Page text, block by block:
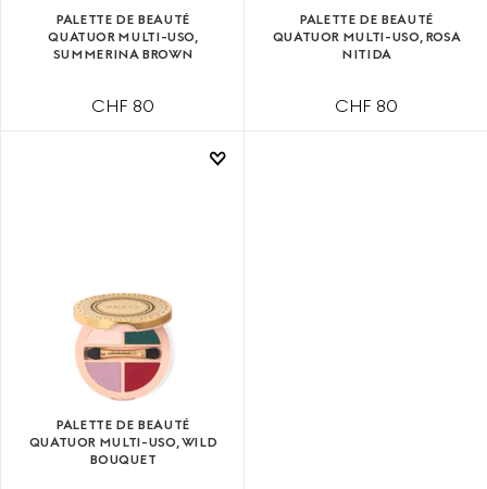
PALETTE DE BEAUTÉ
QUATUOR MULTI-USO,
SUMMERINA BROWN
CHF 80
PALETTE DE BEAUTÉ
QUATUOR MULTI-USO, ROSA
NITIDA
CHF 80
PALETTE DE BEAUTÉ
QUATUOR MULTI-USO, WILD
BOUQUET